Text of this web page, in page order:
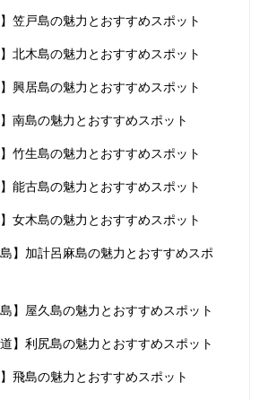
】笠戸島の魅力とおすすめスポット
】北木島の魅力とおすすめスポット
】興居島の魅力とおすすめスポット
】南島の魅力とおすすめスポット
】竹生島の魅力とおすすめスポット
】能古島の魅力とおすすめスポット
】女木島の魅力とおすすめスポット
島】加計呂麻島の魅力とおすすめスポ
島】屋久島の魅力とおすすめスポット
道】利尻島の魅力とおすすめスポット
】飛島の魅力とおすすめスポット